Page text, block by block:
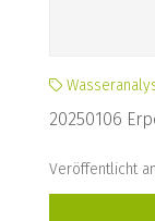
20250106
Veröffentlicht